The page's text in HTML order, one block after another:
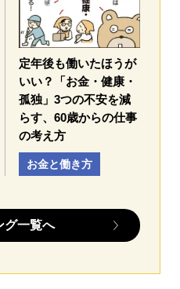
定年後も働いたほうが
いい？「お金・健康・
孤独」3つの不安を減
らす、60歳からの仕事
の考え方
お金と働き方
グ一覧へ